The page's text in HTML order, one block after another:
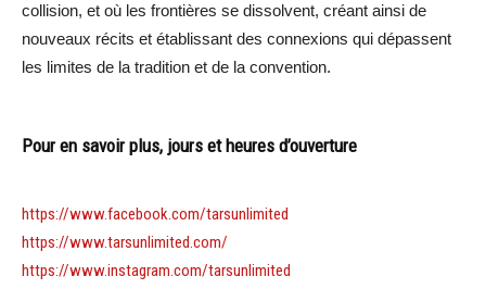
collision, et où les frontières se dissolvent, créant ainsi de
nouveaux récits et établissant des connexions qui dépassent
les limites de la tradition et de la convention.
Pour en savoir plus, jours et heures d’ouverture
https://www.facebook.com/tarsunlimited
https://www.tarsunlimited.com/
https://www.instagram.com/tarsunlimited